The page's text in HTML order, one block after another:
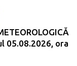
05.08.2026, ora